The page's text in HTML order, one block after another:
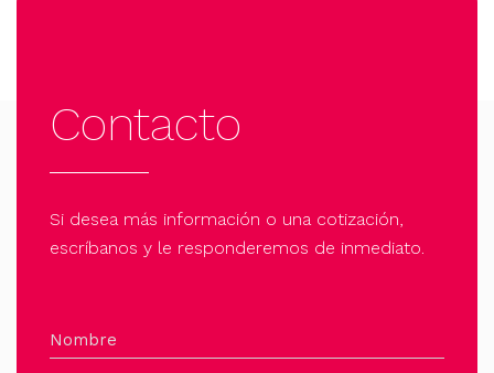
Contacto
Si desea más información o una cotización,
escríbanos y le responderemos de inmediato.
Nombre